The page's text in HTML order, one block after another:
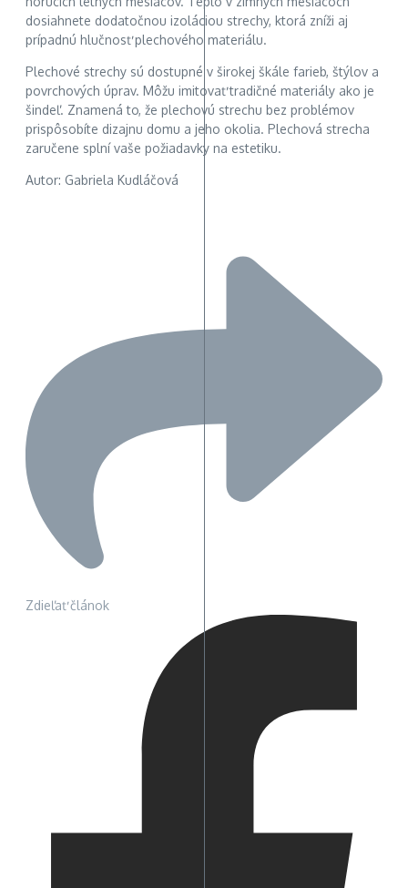
dosiahnete dodatočnou izoláciou strechy, ktorá zníži aj
prípadnú hlučnosť plechového materiálu.
Plechové strechy sú dostupné v širokej škále farieb, štýlov a
povrchových úprav. Môžu imitovať tradičné materiály ako je
šindeľ. Znamená to, že plechovú strechu bez problémov
prispôsobíte dizajnu domu a jeho okolia. Plechová strecha
zaručene splní vaše požiadavky na estetiku.
Autor: Gabriela Kudláčová
Zdieľať článok